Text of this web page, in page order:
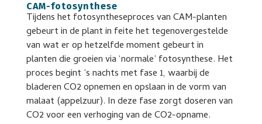
CAM-fotosynthese
Tijdens het fotosyntheseproces van CAM-planten
gebeurt in de plant in feite het tegenovergestelde
van wat er op hetzelfde moment gebeurt in
planten die groeien via ‘normale’ fotosynthese. Het
proces begint ’s nachts met fase 1, waarbij de
bladeren CO2 opnemen en opslaan in de vorm van
malaat (appelzuur). In deze fase zorgt doseren van
CO2 voor een verhoging van de CO2-opname.